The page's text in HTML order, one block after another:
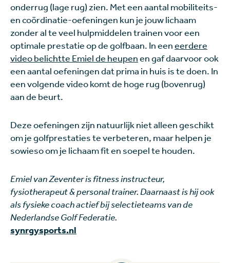
onderrug (lage rug) zien. Met een aantal mobiliteits-
en coördinatie-oefeningen kun je jouw lichaam
zonder al te veel hulpmiddelen trainen voor een
optimale prestatie op de golfbaan. In eeneerdere
video belichtte Emiel de heupenen gaf daarvoor ook
een aantal oefeningen dat prima in huis is te doen. In
een volgende video komt de hoge rug (bovenrug)
aan de beurt.
Deze oefeningen zijn natuurlijk niet alleen geschikt
om je golfprestaties te verbeteren, maar helpen je
sowieso om je lichaam fit en soepel te houden.
Emiel van Zeventer is fitness instructeur,
fysiotherapeut & personal trainer. Daarnaast is hij ook
als fysieke coach actief bij selectieteams van de
Nederlandse Golf Federatie.
synrgysports.nl